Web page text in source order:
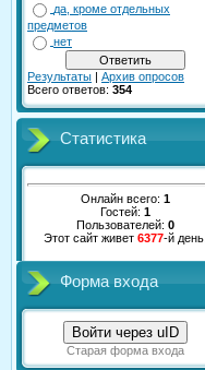
да, кроме отдельных
предметов
нет
Результаты | Архив опросов
Всего ответов: 354
Статистика
Онлайн всего: 1
Гостей: 1
Пользователей: 0
Этот сайт живет 6377-й день.
Форма входа
Войти через uID
Старая форма входа